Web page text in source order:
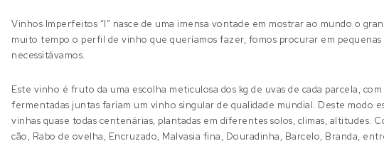
Vinhos Imperfeitos “I” nasce de uma imensa vontade em mostrar ao mundo o
muito tempo o perfil de vinho que queríamos fazer, fomos procurar em pequenas
necessitávamos.
Este vinho é fruto da uma escolha meticulosa dos kg de uvas de cada parcela,
fermentadas juntas fariam um vinho singular de qualidade mundial. Deste modo
vinhas quase todas centenárias, plantadas em diferentes solos, climas, altitudes.
cão, Rabo de ovelha, Encruzado, Malvasia fina, Douradinha, Barcelo, Branda,